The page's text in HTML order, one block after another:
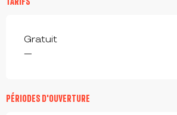
Gratuit
—
PÉRIODES D'OUVERTURE